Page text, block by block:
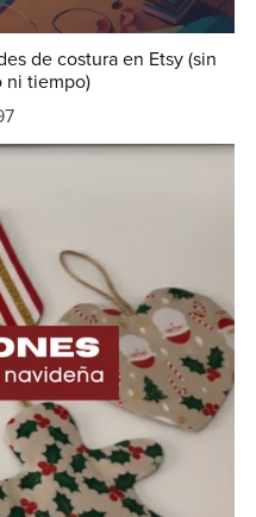
de costura en Etsy (sin
ni tiempo)